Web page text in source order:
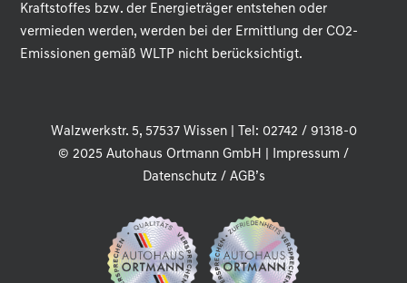
Kraftstoffes bzw. der Energieträger entstehen oder
vermieden werden, werden bei der Ermittlung der CO2-
Emissionen gemäß WLTP nicht berücksichtigt.
Walzwerkstr. 5, 57537 Wissen | Tel: 02742 / 91318-0
© 2025 Autohaus Ortmann GmbH |
Impressum /
Datenschutz / AGB’s